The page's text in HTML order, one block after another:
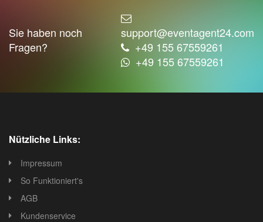
Sie haben noch
Fragen?
support@eventagent24.com
+49 155 67559261
+49 155 67559261
Nützliche Links:
Impressum
So Funktioniert's
AGB
Kundenservice